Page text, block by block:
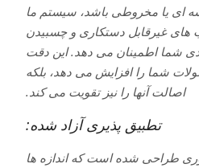
ای یا مخروطی باشد، سیستم ما
های غیرقابل دستکاری و چسبیدن
شما اطمینان می دهد. این دقت
شما را افزایش می دهد، بلکه
اصالت آنها را نیز تقویت می کند.
تطبیق پذیری آزاد شده:
طراحی شده است که اندازه ها